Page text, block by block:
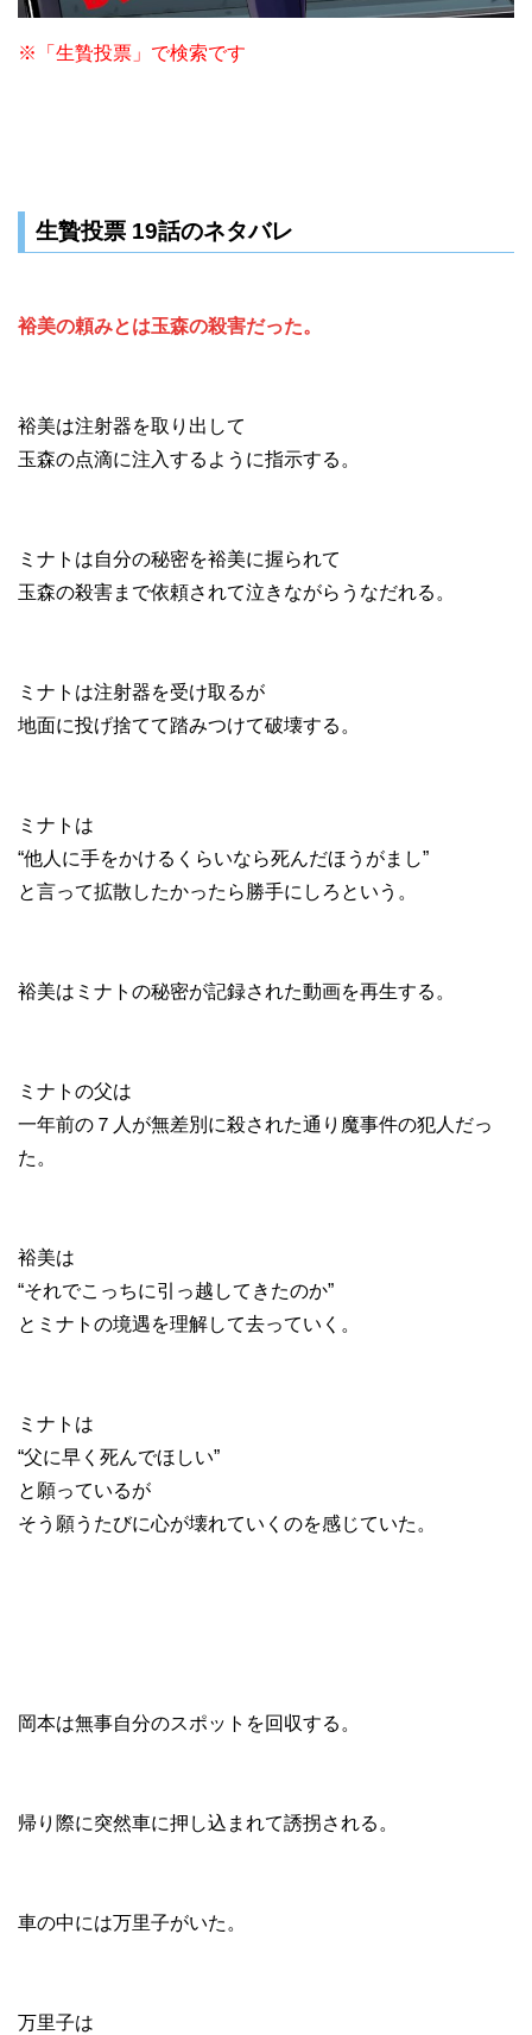
※「生贄投票」で検索です
生贄投票 19話のネタバレ
裕美の頼みとは玉森の殺害だった。
裕美は注射器を取り出して
玉森の点滴に注入するように指示する。
ミナトは自分の秘密を裕美に握られて
玉森の殺害まで依頼されて泣きながらうなだれる。
ミナトは注射器を受け取るが
地面に投げ捨てて踏みつけて破壊する。
ミナトは
“他人に手をかけるくらいなら死んだほうがまし”
と言って拡散したかったら勝手にしろという。
裕美はミナトの秘密が記録された動画を再生する。
ミナトの父は
一年前の７人が無差別に殺された通り魔事件の犯人だっ
た。
裕美は
“それでこっちに引っ越してきたのか”
とミナトの境遇を理解して去っていく。
ミナトは
“父に早く死んでほしい”
と願っているが
そう願うたびに心が壊れていくのを感じていた。
岡本は無事自分のスポットを回収する。
帰り際に突然車に押し込まれて誘拐される。
車の中には万里子がいた。
万里子は